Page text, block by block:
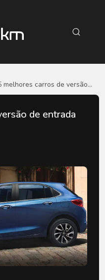
melhores carros de versão
entrada para comprar zero
de entrada